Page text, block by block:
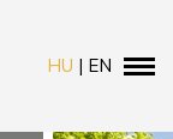
HU | EN